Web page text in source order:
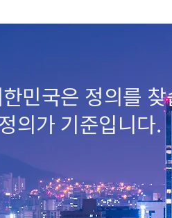
민국은 정의를
의가 기준입니다.